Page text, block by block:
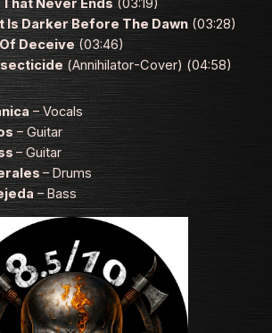
Never Ends (03:19)
Is Darker Before The Dawn(03:28)
Deceive(03:46)
(Annihilator-Cover) (04:58)
– Vocals
– Guitar
– Guitar
– Drums
– Bass